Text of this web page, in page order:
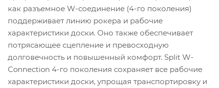
как разъемное W-соединение (4-го поколения)
поддерживает линию рокера и рабочие
характеристики доски. Оно также обеспечивает
потрясающее сцепление и превосходную
долговечность и повышенный комфорт. Split W-
Connection 4-го поколения сохраняет все рабочие
характеристики доски, упрощая транспортировку и